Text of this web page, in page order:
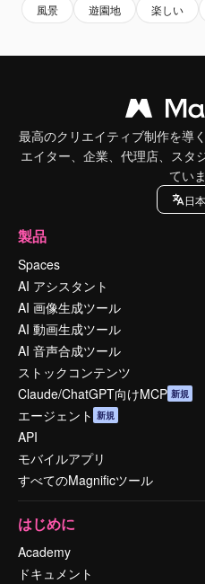
風景 遊園地 楽しい
最高のクリエイティブ制作を導
エイター、企業、代理店、スタ
てい
日
製品
Spaces
AI アシスタント
AI 画像生成ツール
AI 動画生成ツール
AI 音声合成ツール
ストックコンテンツ
Claude/ChatGPT向けMCP 新規
エージェント 新規
API
モバイルアプリ
すべてのMagnificツール
はじめに
Academy
ドキュメント